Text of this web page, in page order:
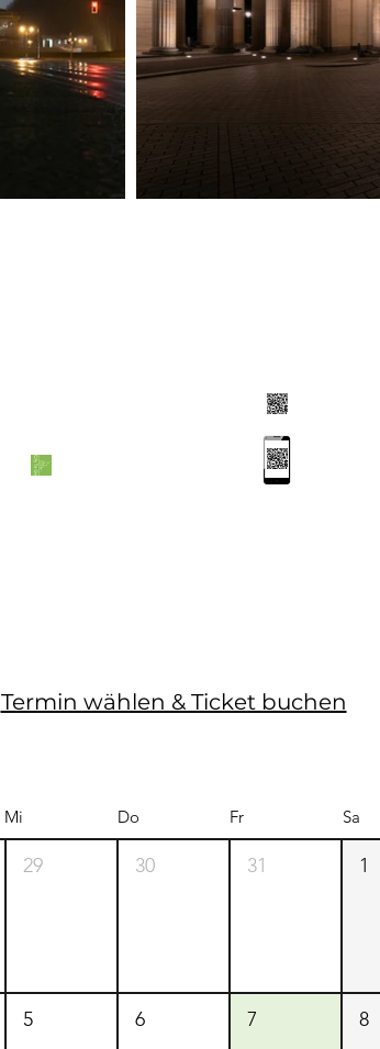
Termin wählen & Ticket buchen
Mi Do Fr Sa
29 30 31 1
5 6 7 8